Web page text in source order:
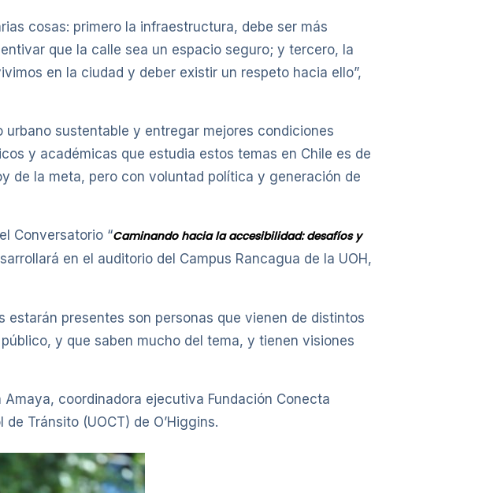
cosas: primero la infraestructura, debe ser más
que la calle sea un espacio seguro; y tercero, la
en la ciudad y deber existir un respeto hacia ello”,
urbano sustentable y entregar mejores condiciones
y académicas que estudia estos temas en Chile es de
de la meta, pero con voluntad política y generación de
Conversatorio “Caminando hacia la accesibilidad: desafíos y
en el auditorio del Campus Rancagua de la UOH,
estarán presentes son personas que vienen de distintos
y que saben mucho del tema, y tienen visiones
coordinadora ejecutiva Fundación Conecta
Tránsito (UOCT) de O’Higgins.